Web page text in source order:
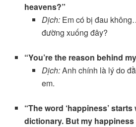
heavens?”
Dịch:Em có bị đau
đường xuống đây?
“You’re the reason behind
Dịch:Anh chính là lý do
em.
“The word ‘happiness’
dictionary. But my happiness